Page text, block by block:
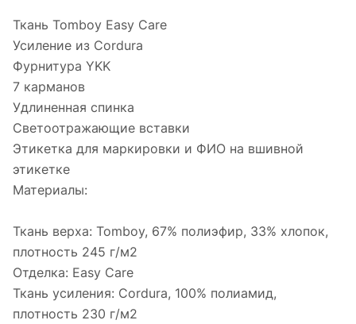
Ткань Tomboy Easy Care
Усиление из Cordura
Фурнитура YKK
7 карманов
Удлиненная спинка
Светоотражающие вставки
Этикетка для маркировки и ФИО на вшивной
этикетке
Материалы:
Ткань верха: Tomboy, 67% полиэфир, 33% хлопок,
плотность 245 г/м2
Отделка: Easy Care
Ткань усиления: Cordura, 100% полиамид,
плотность 230 г/м2